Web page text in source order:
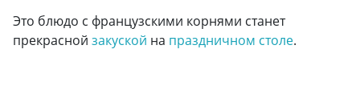
Это блюдо с французскими корнями станет
прекрасной закуской на праздничном столе.